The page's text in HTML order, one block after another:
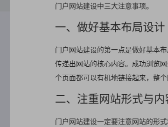
门户网站建设中三大注意事项。
一、做好基本布局设计
门户网站建设的第一点是做好基本
传递出网站的核心内容。成功浏览
个页面都可以有机地链接起来，整个
二、注重网站形式与
门户网站建设一定要注意网站的形